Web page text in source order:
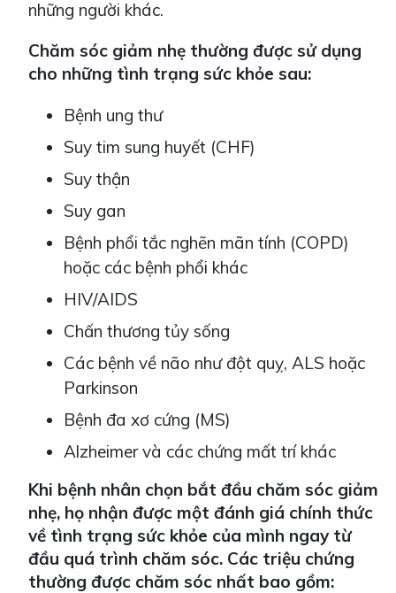
những người khác.
Chăm sóc giảm nhẹ thường được sử dụng
cho những tình trạng sức khỏe sau:
Bệnh ung thư
Suy tim sung huyết (CHF)
Suy thận
Suy gan
Bệnh phổi tắc nghẽn mãn tính (COPD)
hoặc các bệnh phổi khác
HIV/AIDS
Chấn thương tủy sống
Các bệnh về não như đột quỵ, ALS hoặc
Parkinson
Bệnh đa xơ cứng (MS)
Alzheimer và các chứng mất trí khác
Khi bệnh nhân chọn bắt đầu chăm sóc giảm
nhẹ, họ nhận được một đánh giá chính thức
về tình trạng sức khỏe của mình ngay từ
đầu quá trình chăm sóc. Các triệu chứng
thường được chăm sóc nhất bao gồm: